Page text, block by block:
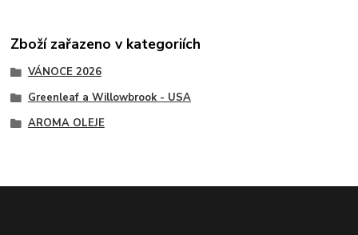
Zboží zařazeno v kategoriích
VÁNOCE 2026
Greenleaf a Willowbrook - USA
AROMA OLEJE